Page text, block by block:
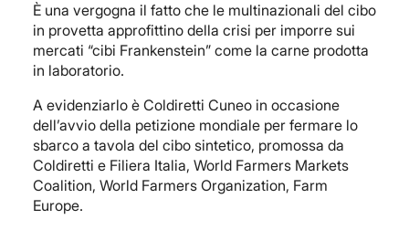
È una vergogna il fatto che le multinazionali del cibo
in provetta approfittino della crisi per imporre sui
mercati “cibi Frankenstein” come la carne prodotta
in laboratorio.
A evidenziarlo è Coldiretti Cuneo in occasione
dell’avvio della petizione mondiale per fermare lo
sbarco a tavola del cibo sintetico, promossa da
Coldiretti e Filiera Italia, World Farmers Markets
Coalition, World Farmers Organization, Farm
Europe.